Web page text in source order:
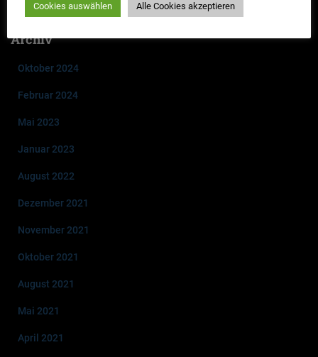
Archiv
Oktober 2024
Februar 2024
Mai 2023
Januar 2023
August 2022
Dezember 2021
November 2021
Oktober 2021
August 2021
Mai 2021
April 2021
Cookies auswählen Alle Cookies akzeptieren